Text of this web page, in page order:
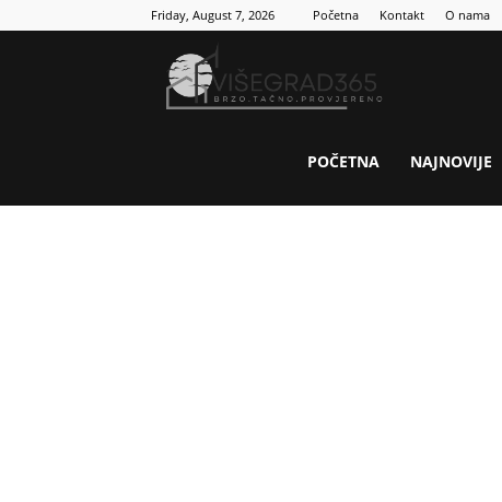
Friday, August 7, 2026 Početna Kontakt O nama
365
POČETNA NAJNOVIJE